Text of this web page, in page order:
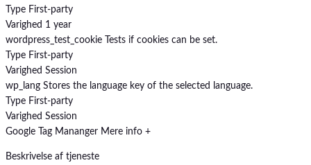
Type First-party
Varighed 1 year
wordpress_test_cookie
Tests if cookies can be set.
Type First-party
Varighed Session
wp_lang Stores the language key of the selected language.
Type First-party
Varighed Session
Google Tag Mananger Mere info +
Beskrivelse af tjeneste